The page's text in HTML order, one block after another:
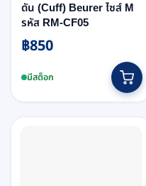
ดัน (Cuff) Beurer ไซส์ M
รหัส RM-CF05
฿850
มีสต็อก